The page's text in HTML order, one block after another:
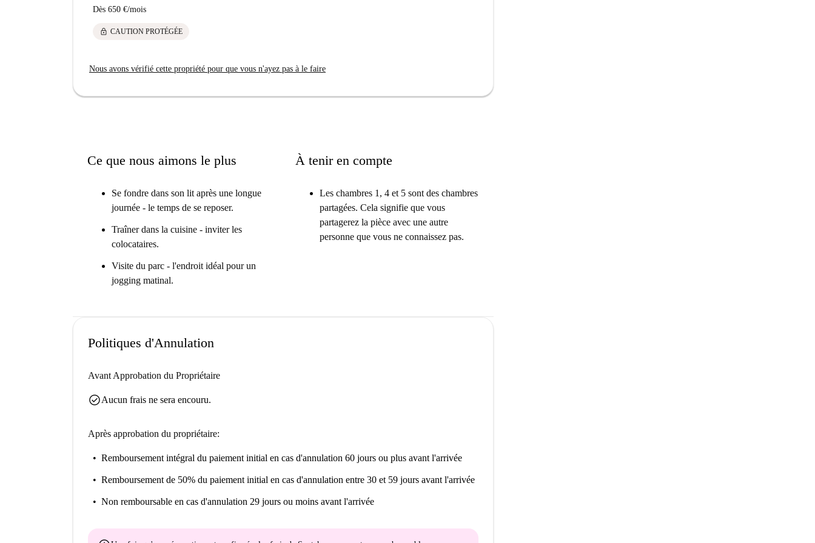
Dès 650 €/mois
lock CAUTION PROTÉGÉE
Nous avons vérifié cette propriété pour que vous n'ayez pas à le faire
Ce que nous aimons le plus
Se fondre dans son lit après une longue
journée - le temps de se reposer.
Traîner dans la cuisine - inviter les
colocataires.
Visite du parc - l'endroit idéal pour un
jogging matinal.
À tenir en compte
Les chambres 1, 4 et 5 sont des chambres
partagées. Cela signifie que vous
partagerez la pièce avec une autre
personne que vous ne connaissez pas.
Politiques d'Annulation
Avant Approbation du Propriétaire
check_circleAucun frais ne sera encouru.
Après approbation du propriétaire:
Remboursement intégral du paiement initial en cas d'annulation 60 jours ou plus avant l'arrivée
Remboursement de 50% du paiement initial en cas d'annulation entre 30 et 59 jours avant l'arrivée
Non remboursable en cas d'annulation 29 jours ou moins avant l'arrivée